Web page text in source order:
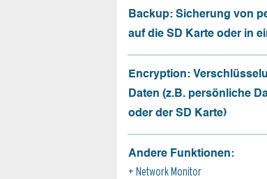
Backup: Sicherung von
auf die SD Karte oder in
Encryption:
Daten (z.B. persönliche
oder der SD Karte)
Andere Funktionen:
Network Monitor